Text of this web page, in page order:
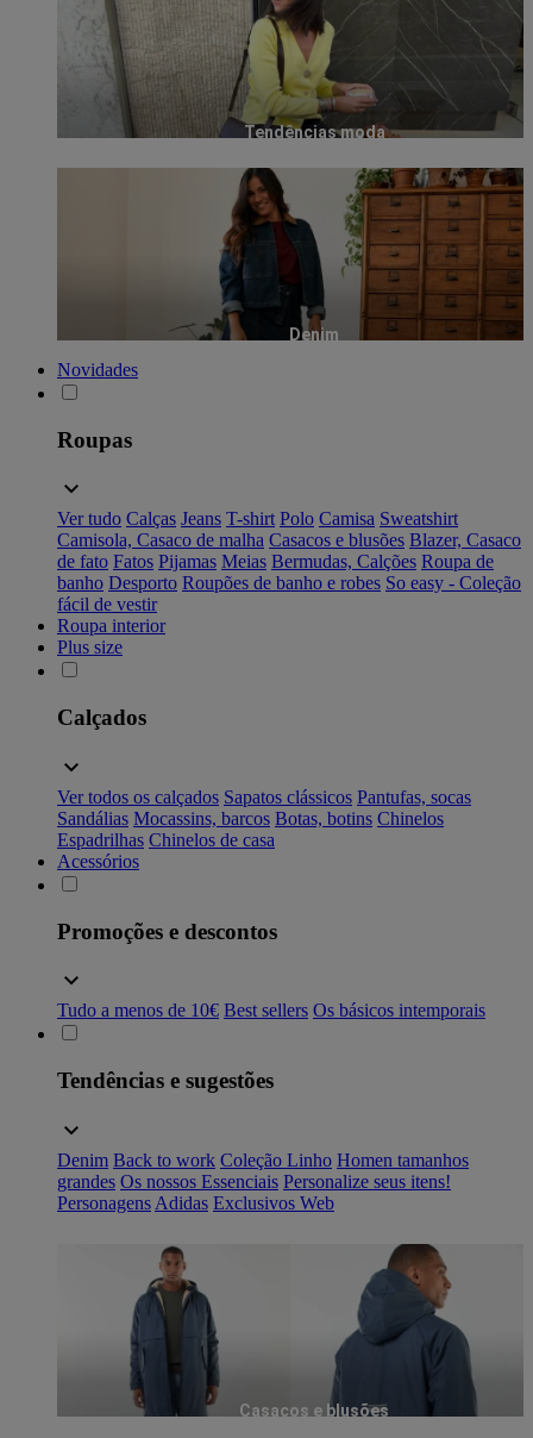
Tendências moda
Denim
Novidades
Roupas
Ver tudo Calças Jeans T-shirt Polo Camisa Sweatshirt
Camisola, Casaco de malha Casacos e blusões Blazer, Casaco
de fato Fatos Pijamas Meias Bermudas, Calções Roupa de
banho Desporto Roupões de banho e robes So easy - Coleção
fácil de vestir
Roupa interior
Plus size
Calçados
Ver todos os calçados Sapatos clássicos Pantufas, socas
Sandálias Mocassins, barcos Botas, botins Chinelos
Espadrilhas Chinelos de casa
Acessórios
Promoções e descontos
Tudo a menos de 10€ Best sellers Os básicos intemporais
Tendências e sugestões
Denim Back to work Coleção Linho Homen tamanhos
grandes Os nossos Essenciais Personalize seus itens!
Personagens Adidas Exclusivos Web
Casacos e blusões